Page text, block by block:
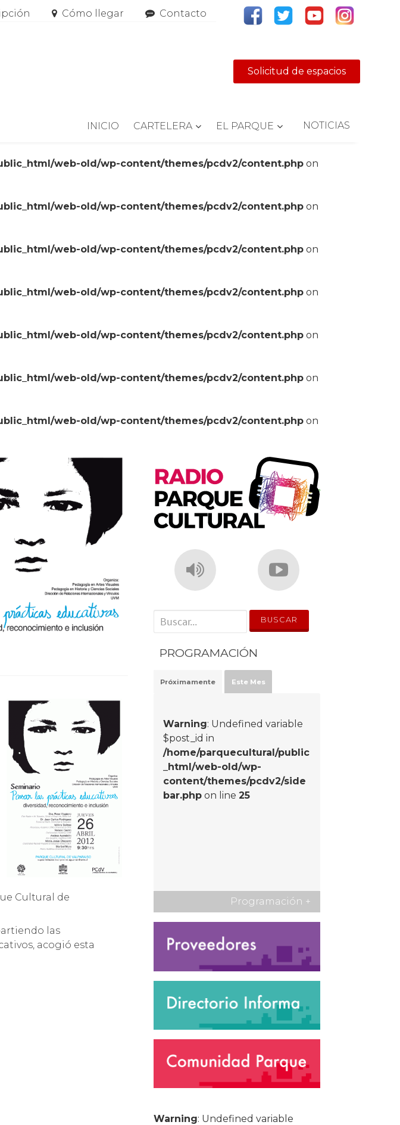
Cómo llegar Contacto
Solicitud de espacios
INICIO CARTELERA EL PARQUE NOTICIAS
web-old/wp-content/themes/pcdv2/content.php on
web-old/wp-content/themes/pcdv2/content.php on
web-old/wp-content/themes/pcdv2/content.php on
web-old/wp-content/themes/pcdv2/content.php on
web-old/wp-content/themes/pcdv2/content.php on
web-old/wp-content/themes/pcdv2/content.php on
web-old/wp-content/themes/pcdv2/content.php on
Cultural de
las
acogió esta
' . __('Search for:') . '
PROGRAMACIÓN
Próximamente Este Mes
Warning: Undefined variable
$post_id in
/home/parquecultural/public
_html/web-old/wp-
content/themes/pcdv2/side
bar.php on line25
Programación +
Warning: Undefined variable